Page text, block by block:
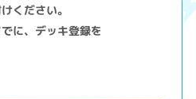
ください。
に、デッキ登録を